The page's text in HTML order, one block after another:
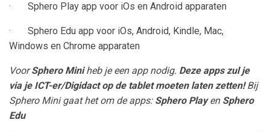
· Sphero Play app voor iOs en Android apparaten
· Sphero Edu app voor iOs, Android, Kindle, Mac,
Windows en Chrome apparaten
VoorSphero Miniheb je een app nodig. Deze apps zul je
via je ICT-er/Digidact op de tablet moeten laten zetten!Bij
Sphero Mini gaat het om de apps: Sphero Playen Sphero
Edu